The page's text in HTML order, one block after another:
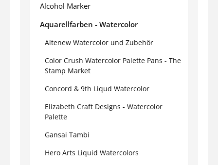
Alcohol Marker
Aquarellfarben - Watercolor
Altenew Watercolor und Zubehör
Color Crush Watercolor Palette Pans - The
Stamp Market
Concord & 9th Liqud Watercolor
Elizabeth Craft Designs - Watercolor
Palette
Gansai Tambi
Hero Arts Liquid Watercolors